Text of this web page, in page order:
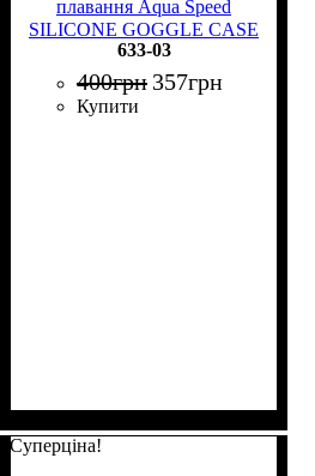
плавання Aqua Speed
SILICONE GOGGLE CASE
рожевий 633-03
633-03
400грн 357грн
Купити
Суперціна!